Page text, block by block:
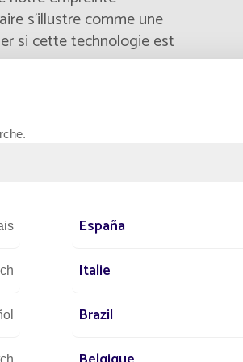
s’illustre comme une
si cette technologie est
public solaire pour
la transition vers
recyclabilité, ainsi que
tout au
développement durable
et plus propre
España
Italie
Brazil